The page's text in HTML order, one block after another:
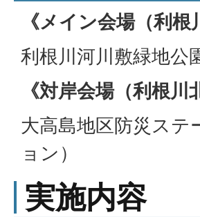
《メイン会場（利根
利根川河川敷緑地公
《対岸会場（利根川
大高島地区防災ステ
ョン）
実施内容